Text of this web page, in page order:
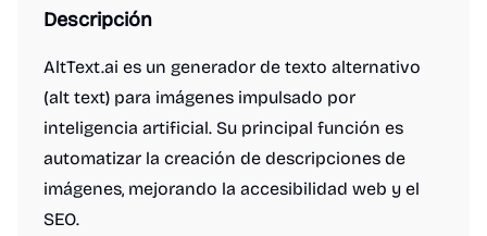
Descripción
AltText.ai es un generador de texto alternativo
(alt text) para imágenes impulsado por
inteligencia artificial. Su principal función es
automatizar la creación de descripciones de
imágenes, mejorando la accesibilidad web y el
SEO.